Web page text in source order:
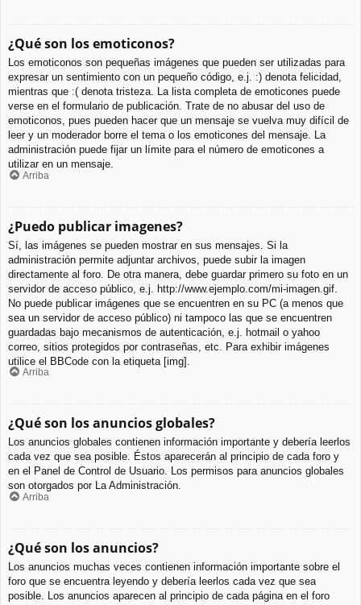
¿Qué son los emoticonos?
Los emoticonos son pequeñas imágenes que pueden ser utilizadas para
expresar un sentimiento con un pequeño código, e.j. :) denota felicidad,
mientras que :( denota tristeza. La lista completa de emoticones puede
verse en el formulario de publicación. Trate de no abusar del uso de
emoticonos, pues pueden hacer que un mensaje se vuelva muy difícil de
leer y un moderador borre el tema o los emoticones del mensaje. La
administración puede fijar un límite para el número de emoticones a
utilizar en un mensaje.
Arriba
¿Puedo publicar imagenes?
Sí, las imágenes se pueden mostrar en sus mensajes. Si la
administración permite adjuntar archivos, puede subir la imagen
directamente al foro. De otra manera, debe guardar primero su foto en un
servidor de acceso público, e.j. http://www.ejemplo.com/mi-imagen.gif.
No puede publicar imágenes que se encuentren en su PC (a menos que
sea un servidor de acceso público) ni tampoco las que se encuentren
guardadas bajo mecanismos de autenticación, e.j. hotmail o yahoo
correo, sitios protegidos por contraseñas, etc. Para exhibir imágenes
utilice el BBCode con la etiqueta [img].
Arriba
¿Qué son los anuncios globales?
Los anuncios globales contienen información importante y debería leerlos
cada vez que sea posible. Éstos aparecerán al principio de cada foro y
en el Panel de Control de Usuario. Los permisos para anuncios globales
son otorgados por La Administración.
Arriba
¿Qué son los anuncios?
Los anuncios muchas veces contienen información importante sobre el
foro que se encuentra leyendo y debería leerlos cada vez que sea
posible. Los anuncios aparecen al principio de cada página en el foro